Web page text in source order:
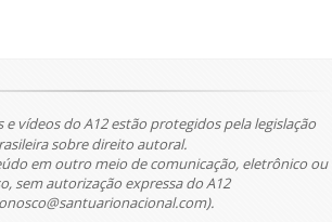
vídeos do A12 estão protegidos pela legislação
sobre direito autoral.
em outro meio de comunicação, eletrônico ou
sem autorização expressa do A12